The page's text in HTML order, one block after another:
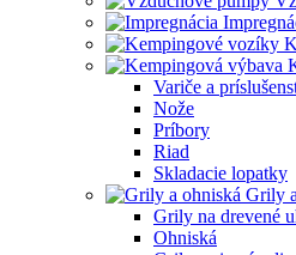
Variče a
Nože
Príbory
Riad
Skladacie lopatky
Grily
Grily na drevené
Ohniská